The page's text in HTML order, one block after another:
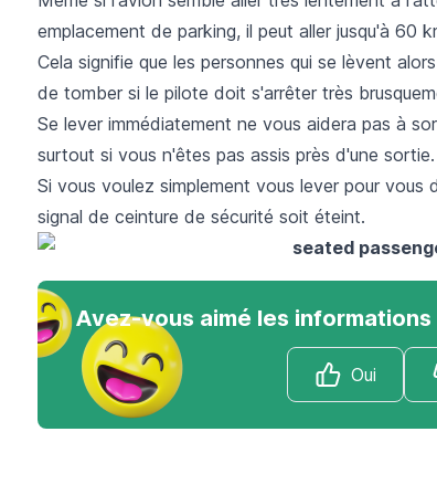
emplacement de parking, il peut aller jusqu'à 60
Cela signifie que les personnes qui se lèvent
de tomber si le pilote doit s'arrêter très
Se lever immédiatement ne vous aidera pas à
surtout si vous n'êtes pas assis près d'une sortie.
Si vous voulez simplement vous lever pour vous
signal de ceinture de sécurité soit éteint.
Avez-vous aimé les
Oui